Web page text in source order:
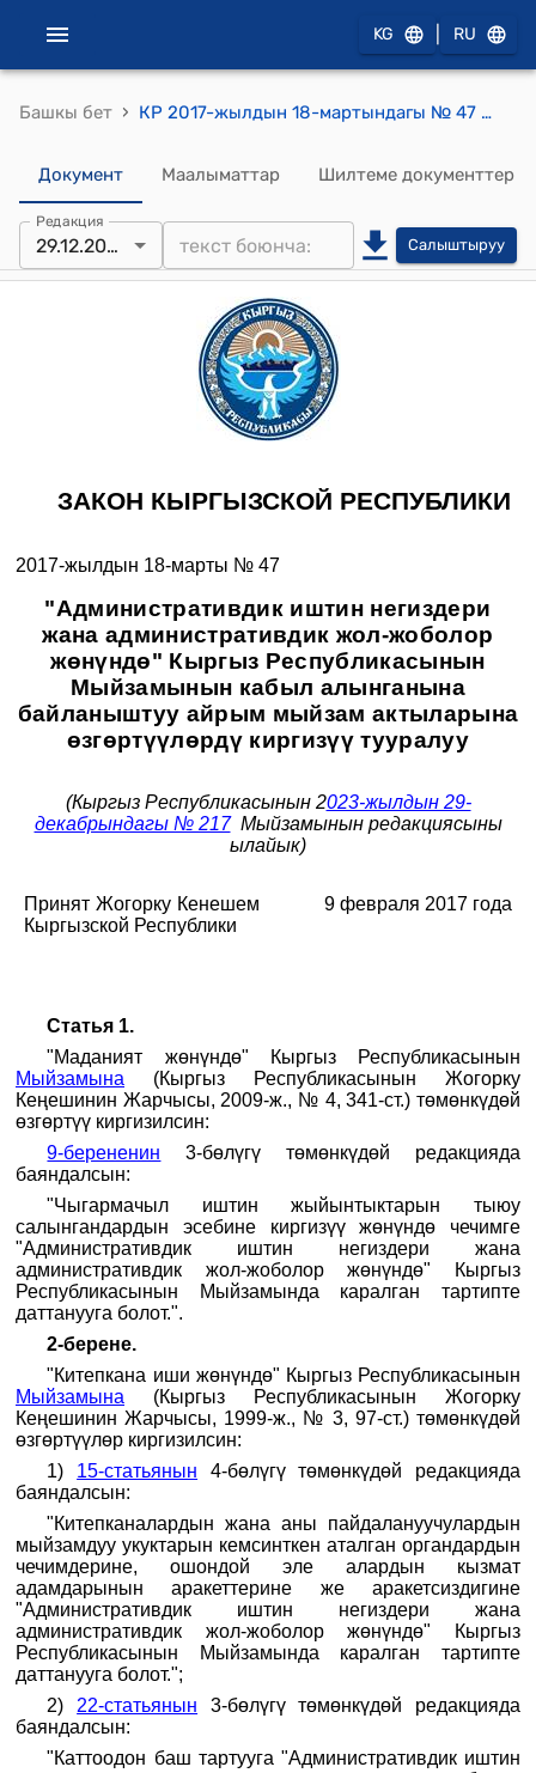
KG RU
Башкы бет › КР 2017-жылдын 18-мартындагы № 47 "Административдик иштин негиздери жана административдик жол-жоболор жөнүндө" Кыргыз Республикасынын Мыйзамынын кабыл алынганына байланыштуу айрым мыйзам актыларына өзгөртүүлөрдү киргизүү тууралуу" Мыйзамы
Документ Маалыматтар Шилтеме документтер
Редакция
29.12.2023 Салыштыруу